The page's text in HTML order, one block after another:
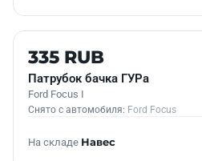
Б/У В НАЛИЧИИ
335 RUB
Патрубок бачка ГУРа
Ford Focus I
Снято с автомобиля: Ford Focus
На складе Навес